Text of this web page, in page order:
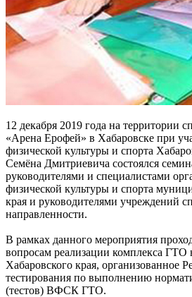
12 декабря 2019 года на территории
«Арена Ерофей» в Хабаровске при
физической культуры и спорта
Семёна Дмитриевича состоялся
руководителями и специалистами
физической культуры и спорта
края и руководителями учреждений
направленности.
В рамках данного мероприятия
вопросам реализации комплекса ГТО
Хабаровского края, организованное
тестирования по выполнению
(тестов) ВФСК ГТО.